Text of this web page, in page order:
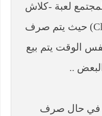
لعبة -كلاش
اوف كلانس- (Clash of Clans) حيث يتم صرف
الوقت يتم بيع
..
في حال صرف